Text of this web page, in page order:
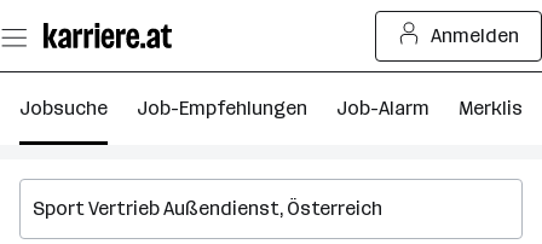
Seiteninhalt
springen
Anmelden
Jobsuche Job-Empfehlungen Job-Alarm Merkliste